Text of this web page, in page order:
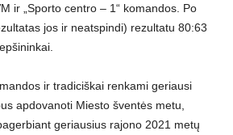
ir „Sporto centro – 1“ komandos. Po
jos ir neatspindi) rezultatu 80:63
ir tradiciškai renkami geriausi
apdovanoti Miesto šventės metu,
geriausius rajono 2021 metų